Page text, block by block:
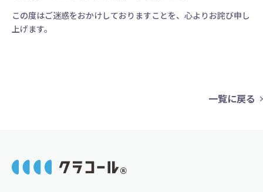
この度はご迷惑をおかけしておりますことを、心よりお詫び申し
上げます。
一覧に戻る